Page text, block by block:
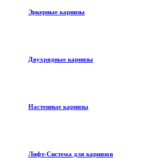
Эркерные карнизы
Двухрядные карнизы
Настенные карнизы
Лифт-Система для карнизов